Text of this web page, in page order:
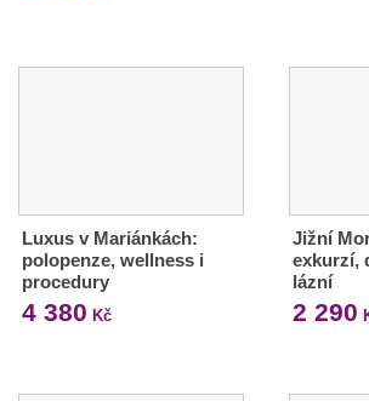
Luxus v Mariánkách:
polopenze, wellness i
procedury
4 380 Kč
Jižní
exkurzí,
lázní
2 290